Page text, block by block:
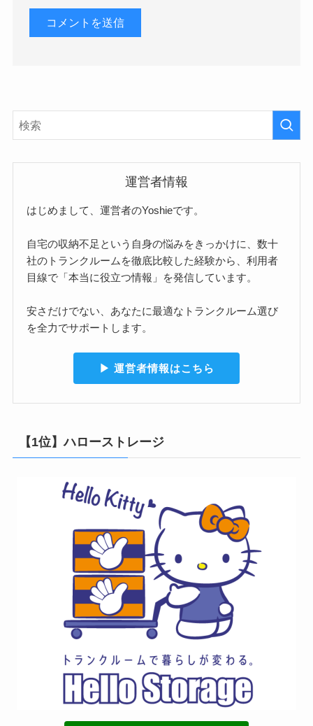
運営者情報
はじめまして、運営者のYoshieです。
自宅の収納不足という自身の悩みをきっかけに、数十
社のトランクルームを徹底比較した経験から、利用者
目線で「本当に役立つ情報」を発信しています。
安さだけでない、あなたに最適なトランクルーム選び
を全力でサポートします。
▶︎ 運営者情報はこちら
【1位】ハローストレージ